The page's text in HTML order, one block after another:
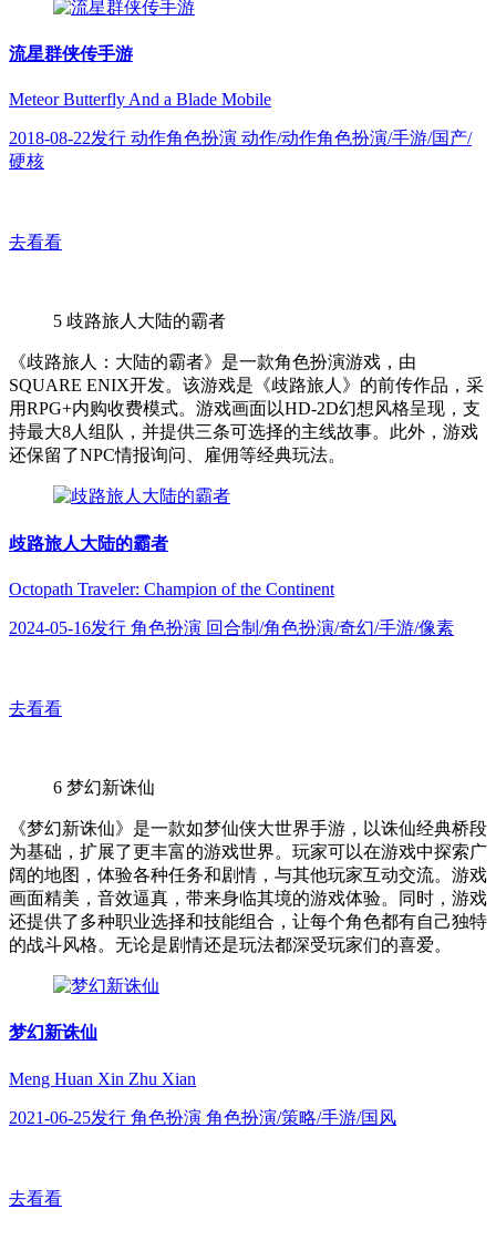
流星群侠传手游
Meteor Butterfly And a Blade Mobile
2018-08-22发行 动作角色扮演 动作/动作角色扮演/手游/国产/
硬核
去看看
5 歧路旅人大陆的霸者
《歧路旅人：大陆的霸者》是一款角色扮演游戏，由
SQUARE ENIX开发。该游戏是《歧路旅人》的前传作品，采
用RPG+内购收费模式。游戏画面以HD-2D幻想风格呈现，支
持最大8人组队，并提供三条可选择的主线故事。此外，游戏
还保留了NPC情报询问、雇佣等经典玩法。
歧路旅人大陆的霸者
Octopath Traveler: Champion of the Continent
2024-05-16发行 角色扮演 回合制/角色扮演/奇幻/手游/像素
去看看
6 梦幻新诛仙
《梦幻新诛仙》是一款如梦仙侠大世界手游，以诛仙经典桥段
为基础，扩展了更丰富的游戏世界。玩家可以在游戏中探索广
阔的地图，体验各种任务和剧情，与其他玩家互动交流。游戏
画面精美，音效逼真，带来身临其境的游戏体验。同时，游戏
还提供了多种职业选择和技能组合，让每个角色都有自己独特
的战斗风格。无论是剧情还是玩法都深受玩家们的喜爱。
梦幻新诛仙
Meng Huan Xin Zhu Xian
2021-06-25发行 角色扮演 角色扮演/策略/手游/国风
去看看